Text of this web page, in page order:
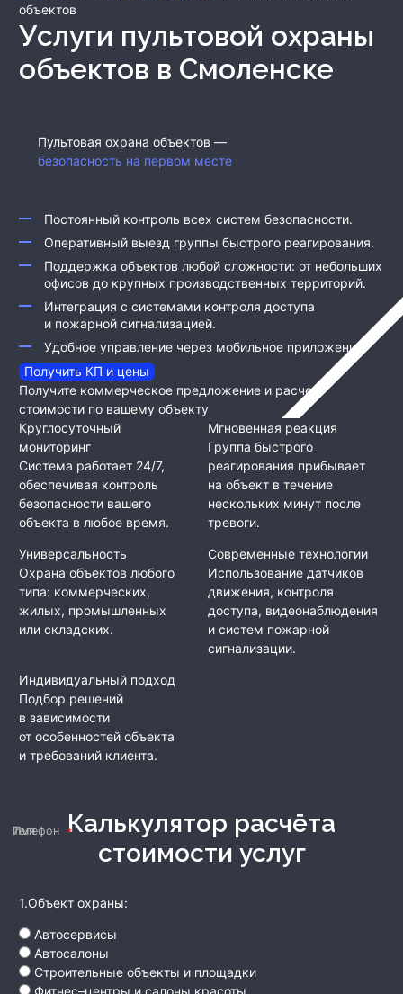
объектов
Услуги пультовой охраны
объектов в Смоленске
Пультовая охрана объектов —
безопасность на первом месте
Постоянный контроль всех систем безопасности.
Оперативный выезд группы быстрого реагирования.
Поддержка объектов любой сложности: от небольших
офисов до крупных производственных территорий.
Интеграция с системами контроля доступа
и пожарной сигнализацией.
Удобное управление через мобильное приложение.
Получить КП и цены
Получите коммерческое предложение и расчет
стоимости по вашему объекту
Круглосуточный
мониторинг
Система работает 24/7,
обеспечивая контроль
безопасности вашего
объекта в любое время.
Мгновенная реакция
Группа быстрого
реагирования прибывает
на объект в течение
нескольких минут после
тревоги.
Универсальность
Охрана объектов любого
типа: коммерческих,
жилых, промышленных
или складских.
Современные технологии
Использование датчиков
движения, контроля
доступа, видеонаблюдения
и систем пожарной
сигнализации.
Индивидуальный подход
Подбор решений
в зависимости
от особенностей объекта
и требований клиента.
Калькулятор расчёта
стоимости услуг
1.Объект охраны:
Автосервисы
Автосалоны
Строительные объекты и площадки
Фитнес–центры и салоны красоты
Имя
Телефон